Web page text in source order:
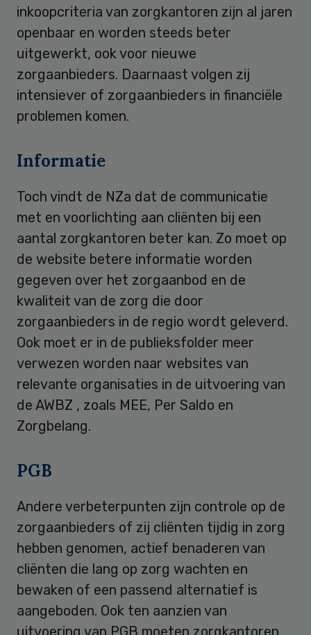
inkoopcriteria van zorgkantoren zijn al jaren
openbaar en worden steeds beter
uitgewerkt, ook voor nieuwe
zorgaanbieders. Daarnaast volgen zij
intensiever of zorgaanbieders in financiële
problemen komen.
Informatie
Toch vindt de NZa dat de communicatie
met en voorlichting aan cliënten bij een
aantal zorgkantoren beter kan. Zo moet op
de website betere informatie worden
gegeven over het zorgaanbod en de
kwaliteit van de zorg die door
zorgaanbieders in de regio wordt geleverd.
Ook moet er in de publieksfolder meer
verwezen worden naar websites van
relevante organisaties in de uitvoering van
de AWBZ , zoals MEE, Per Saldo en
Zorgbelang.
PGB
Andere verbeterpunten zijn controle op de
zorgaanbieders of zij cliënten tijdig in zorg
hebben genomen, actief benaderen van
cliënten die lang op zorg wachten en
bewaken of een passend alternatief is
aangeboden. Ook ten aanzien van
uitvoering van PGB moeten zorgkantoren